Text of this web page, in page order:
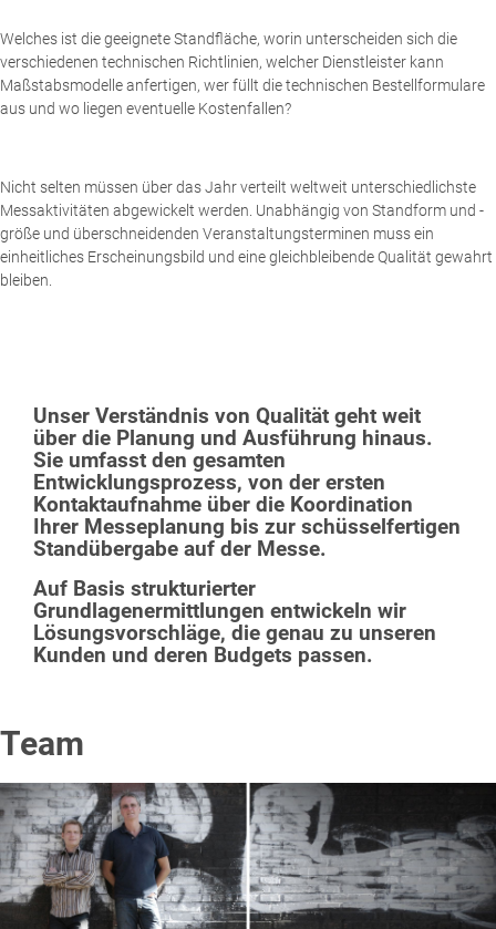
Welches ist die geeignete Standfläche, worin unterscheiden sich die
verschiedenen technischen Richtlinien, welcher Dienstleister kann
Maßstabsmodelle anfertigen, wer füllt die technischen Bestellformulare
aus und wo liegen eventuelle Kostenfallen?
Nicht selten müssen über das Jahr verteilt weltweit unterschiedlichste
Messaktivitäten abgewickelt werden. Unabhängig von Standform und -
größe und überschneidenden Veranstaltungsterminen muss ein
einheitliches Erscheinungsbild und eine gleichbleibende Qualität gewahrt
bleiben.
Unser Verständnis von Qualität geht weit
über die Planung und Ausführung hinaus.
Sie umfasst den gesamten
Entwicklungsprozess, von der ersten
Kontaktaufnahme über die Koordination
Ihrer Messeplanung bis zur schüsselfertigen
Standübergabe auf der Messe.
Auf Basis strukturierter
Grundlagenermittlungen entwickeln wir
Lösungsvorschläge, die genau zu unseren
Kunden und deren Budgets passen.
Team